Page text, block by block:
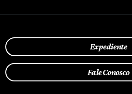
Expediente
Fale Conosco